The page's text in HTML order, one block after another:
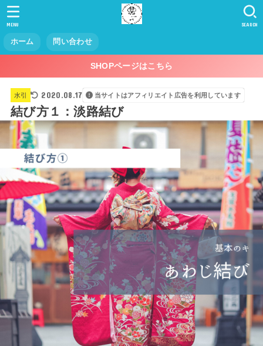
ホーム 問い合わせ
SEARCH
MENU
SHOPページはこちら
水引 2020.08.17 当サイトはアフィリエイト広告を利用しています
結び方１：淡路結び